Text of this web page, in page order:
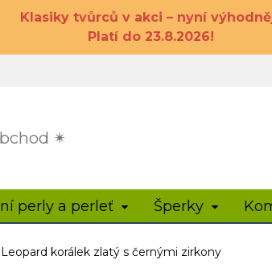
Klasiky tvůrců v akci – nyní
Platí do 23.8.2026!
✴
perly a perleť Šperky
Leopard korálek zlatý s černými zirkony